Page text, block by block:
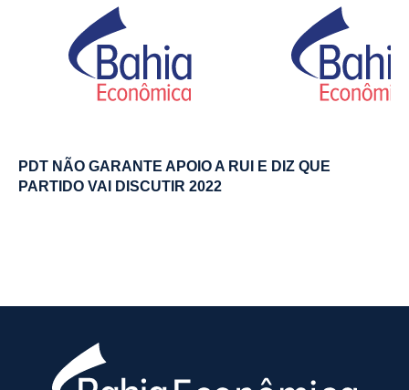
PDT NÃO GARANTE APOIO A RUI E DIZ QUE
PARTIDO VAI DISCUTIR 2022